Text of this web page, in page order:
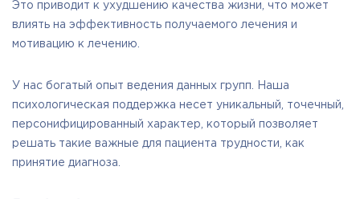
Это приводит к ухудшению качества жизни, что может
влиять на эффективность получаемого лечения и
мотивацию к лечению.
У нас богатый опыт ведения данных групп. Наша
психологическая поддержка несет уникальный, точечный,
персонифицированный характер, который позволяет
решать такие важные для пациента трудности, как
принятие диагноза.